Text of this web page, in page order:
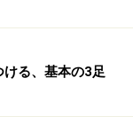
ける、基本の3足